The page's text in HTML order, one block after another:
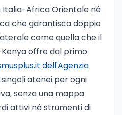
Africa Orientale né
che garantisca doppio
come quella che il
offre dal primo
dell'Agenzia
atenei per ogni
senza una mappa
attivi né strumenti di